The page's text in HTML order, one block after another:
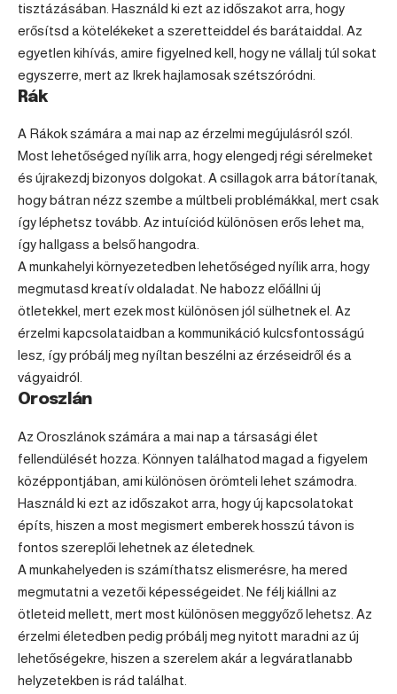
tisztázásában. Használd ki ezt az időszakot arra, hogy
erősítsd a kötelékeket a szeretteiddel és barátaiddal. Az
egyetlen kihívás, amire figyelned kell, hogy ne vállalj túl sokat
egyszerre, mert az Ikrek hajlamosak szétszóródni.
Rák
A Rákok számára a mai nap az érzelmi megújulásról szól.
Most lehetőséged nyílik arra, hogy elengedj régi sérelmeket
és újrakezdj bizonyos dolgokat. A csillagok arra bátorítanak,
hogy bátran nézz szembe a múltbeli problémákkal, mert csak
így léphetsz tovább. Az intuíciód különösen erős lehet ma,
így hallgass a belső hangodra.
A munkahelyi környezetedben lehetőséged nyílik arra, hogy
megmutasd kreatív oldaladat. Ne habozz előállni új
ötletekkel, mert ezek most különösen jól sülhetnek el. Az
érzelmi kapcsolataidban a kommunikáció kulcsfontosságú
lesz, így próbálj meg nyíltan beszélni az érzéseidről és a
vágyaidról.
Oroszlán
Az Oroszlánok számára a mai nap a társasági élet
fellendülését hozza. Könnyen találhatod magad a figyelem
középpontjában, ami különösen örömteli lehet számodra.
Használd ki ezt az időszakot arra, hogy új kapcsolatokat
építs, hiszen a most megismert emberek hosszú távon is
fontos szereplői lehetnek az életednek.
A munkahelyeden is számíthatsz elismerésre, ha mered
megmutatni a vezetői képességeidet. Ne félj kiállni az
ötleteid mellett, mert most különösen meggyőző lehetsz. Az
érzelmi életedben pedig próbálj meg nyitott maradni az új
lehetőségekre, hiszen a szerelem akár a legváratlanabb
helyzetekben is rád találhat.